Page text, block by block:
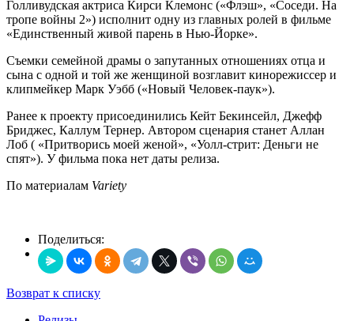
Голливудская актриса Кирси Клемонс («Флэш», «Соседи. На
тропе войны 2») исполнит одну из главных ролей в фильме
«Единственный живой парень в Нью-Йорке».
Съемки семейной драмы о запутанных отношениях отца и
сына с одной и той же женщиной возглавит кинорежиссер и
клипмейкер Марк Уэбб («Новый Человек-паук»).
Ранее к проекту присоединились Кейт Бекинсейл, Джефф
Бриджес, Каллум Тернер. Автором сценария станет Аллан
Лоб ( «Притворись моей женой», «Уолл-стрит: Деньги не
спят»). У фильма пока нет даты релиза.
По материалам Variety
Поделиться:
Возврат к списку